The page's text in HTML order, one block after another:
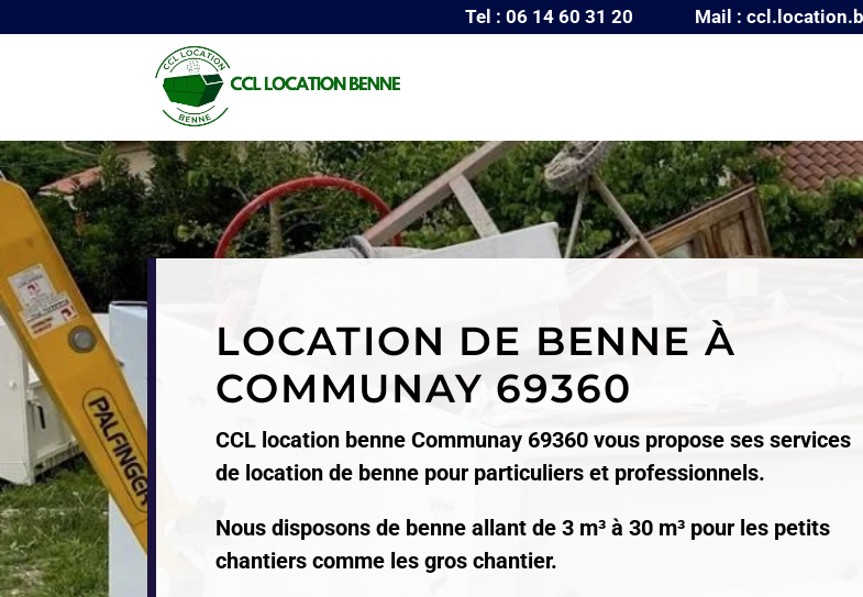
Tel : 06 14 60 31 20 Mail :
LOCATION DE BENNE À
COMMUNAY 69360
CCL location benne Communay 69360 vous propose ses services
de location de benne pour particuliers et professionnels.
Nous disposons de benne allant de 3 m³ à 30 m³ pour les petits
chantiers comme les gros chantier.